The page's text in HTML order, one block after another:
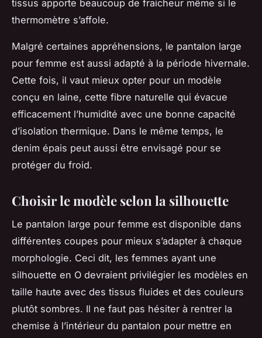
tissus apporte beaucoup de fraicheur même si le
thermomètre s’affole.
Malgré certaines appréhensions, le pantalon large
pour femme est aussi adapté à la période hivernale.
Cette fois, il vaut mieux opter pour un modèle
conçu en laine, cette fibre naturelle qui évacue
efficacement l’humidité avec une bonne capacité
d’isolation thermique. Dans le même temps, le
denim épais peut aussi être envisagé pour se
protéger du froid.
Choisir le modèle selon la silhouette
Le pantalon large pour femme est disponible dans
différentes coupes pour mieux s’adapter à chaque
morphologie. Ceci dit, les femmes ayant une
silhouette en O devraient privilégier les modèles en
taille haute avec des tissus fluides et des couleurs
plutôt sombres. Il ne faut pas hésiter à rentrer la
chemise à l’intérieur du pantalon pour mettre en